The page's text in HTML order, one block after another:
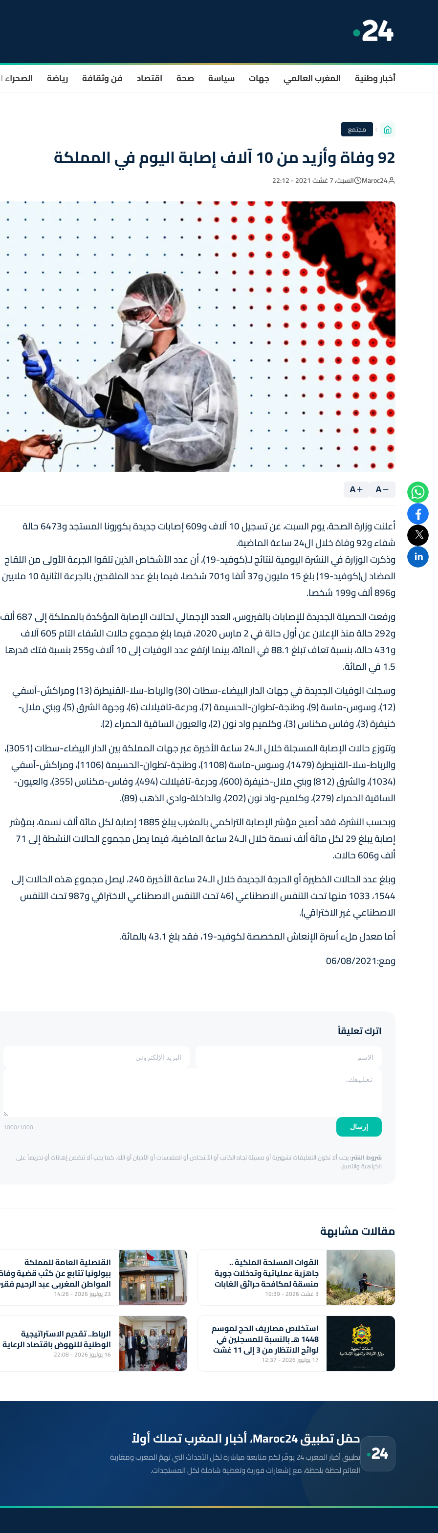
أخبار وطنية المغرب العالمي جهات سياسة صحة اقتصاد فن وثقافة رياضة الصحراء
مجتمع
92 وفاة وأزيد من 10 آلاف إصابة اليوم في المملكة
Maroc24 السبت، 7 غشت 2021 - 22:12
A
A
أعلنت وزارة الصحة، يوم السبت، عن تسجيل 10 آلاف و609 إصابات جديدة بكورونا المستجد و6473 حالة
شفاء و92 وفاة خلال ال24 ساعة الماضية.
وذكرت الوزارة في النشرة اليومية لنتائج لـ(كوفيد-19)، أن عدد الأشخاص الذين تلقوا الجرعة الأولى من اللقاح
المضاد ل(كوفيد-19) بلغ 15 مليون و37 ألفا و701 شخصا، فيما بلغ عدد الملقحين بالجرعة الثانية 10 ملايين
و896 ألف و199 شخصا.
ورفعت الحصيلة الجديدة للإصابات بالفيروس، العدد الإجمالي لحالات الإصابة المؤكدة بالمملكة إلى 687 ألف
و292 حالة منذ الإعلان عن أول حالة في 2 مارس 2020، فيما بلغ مجموع حالات الشفاء التام 605 آلاف
و431 حالة، بنسبة تعاف تبلغ 88.1 في المائة، بينما ارتفع عدد الوفيات إلى 10 آلاف و255 بنسبة فتك قدرها
1.5 في المائة.
وسجلت الوفيات الجديدة في جهات الدار البيضاء-سطات (30) والرباط-سلا-القنيطرة (13) ومراكش-آسفي
(12)، وسوس-ماسة (9)، وطنجة-تطوان-الحسيمة (7)، ودرعة-تافيلالت (6)، وجهة الشرق (5)، وبني ملال-
خنيفرة (3)، وفاس مكناس (3)، وكلميم واد نون (2)، والعيون الساقية الحمراء (2).
وتتوزع حالات الإصابة المسجلة خلال الـ24 ساعة الأخيرة عبر جهات المملكة بين الدار البيضاء-سطات (3051)،
والرباط-سلا-القنيطرة (1479)، وسوس-ماسة (1108)، وطنجة-تطوان-الحسيمة (1106)، ومراكش-آسفي
(1034)، والشرق (812) وبني ملال-خنيفرة (600)، ودرعة-تافيلالت (494)، وفاس-مكناس (355)، والعيون-
الساقية الحمراء (279)، وكلميم-واد نون (202)، والداخلة-وادي الذهب (89).
وبحسب النشرة، فقد أصبح مؤشر الإصابة التراكمي بالمغرب يبلغ 1885 إصابة لكل مائة ألف نسمة، بمؤشر
إصابة يبلغ 29 لكل مائة ألف نسمة خلال الـ24 ساعة الماضية، فيما يصل مجموع الحالات النشطة إلى 71
ألف و606 حالات.
وبلغ عدد الحالات الخطيرة أو الحرجة الجديدة خلال الـ24 ساعة الأخيرة 240، ليصل مجموع هذه الحالات إلى
1544، 1033 منها تحت التنفس الاصطناعي (46 تحت التنفس الاصطناعي الاختراقي و987 تحت التنفس
الاصطناعي غير الاختراقي).
أما معدل ملء أسرة الإنعاش المخصصة لكوفيد-19، فقد بلغ 43.1 بالمائة.
ومع:06/08/2021
اترك تعليقاً
إرسال 1000/1000
شروط النشر:يجب ألا تكون التعليقات تشهيرية أو مسيئة تجاه الكاتب أو الأشخاص أو المقدسات أو الأديان أو الله. كما يجب ألا تتضمن إهانات أو تحريضاً على
الكراهية والتمييز.
مقالات مشابهة
القوات المسلحة الملكية ..
جاهزية عملياتية وتدخلات جوية
منسقة لمكافحة حرائق الغابات
3 غشت 2026 - 19:39
القنصلية العامة للمملكة
ببولونيا تتابع عن كثب قضية
المواطن المغربي عبد الرحيم
23 يوليوز 2026 - 14:26
استخلاص مصاريف الحج لموسم
1448 هـ بالنسبة للمسجلين في
لوائح الانتظار من 3 إلى 11 غشت
2026 (بلاغ)
17 يوليوز 2026 - 12:37
الرباط.. تقديم الاستراتيجية
الوطنية للنهوض باقتصاد الرعاية
16 يوليوز 2026 - 22:08
حمّل تطبيق Maroc24، أخبار المغرب تصلك أولاً
تطبيق أخبار المغرب 24 يوفّر لكم متابعة مباشرة لكل الأحداث التي تهمّ المغرب ومغاربة
العالم لحظة بلحظة، مع إشعارات فورية وتغطية شاملة لكل المستجدات.